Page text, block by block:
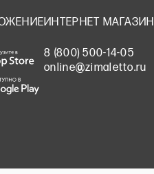
ИНТЕРНЕТ МАГАЗИН
8 (800) 500-14-05
online@zimaletto.ru